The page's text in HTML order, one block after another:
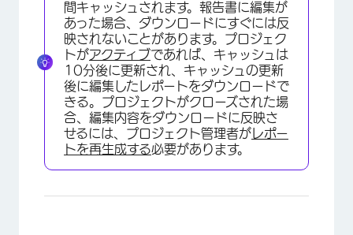
間キャッシュされます。報告書に編集が
あった場合、ダウンロードにすぐには反
映されないことがあります。プロジェク
トがアクティブであれば、キャッシュは
10分後に更新され、キャッシュの更新
後に編集したレポートをダウンロードで
きる。プロジェクトがクローズされた場
合、編集内容をダウンロードに反映さ
せるには、プロジェクト管理者が レポー
トを再生成する必要があります。